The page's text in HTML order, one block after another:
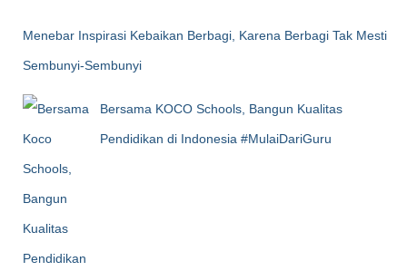
Menebar Inspirasi Kebaikan Berbagi, Karena Berbagi Tak Mesti
Sembunyi-Sembunyi
Bersama KOCO Schools, Bangun Kualitas
Pendidikan di Indonesia #MulaiDariGuru